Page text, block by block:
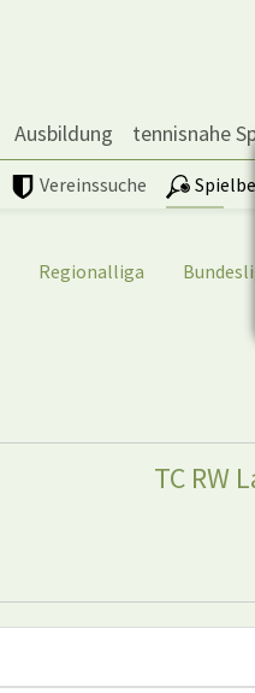
Ausbildung tennisnahe
Vereinssuche
Regionalliga
TC RW